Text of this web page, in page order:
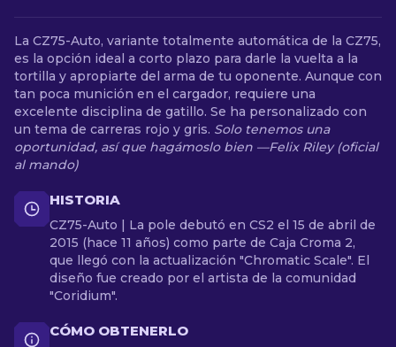
La CZ75-Auto, variante totalmente automática de la CZ75,
es la opción ideal a corto plazo para darle la vuelta a la
tortilla y apropiarte del arma de tu oponente. Aunque con
tan poca munición en el cargador, requiere una
excelente disciplina de gatillo. Se ha personalizado con
un tema de carreras rojo y gris. Solo tenemos una
oportunidad, así que hagámoslo bien —Felix Riley (oficial
al mando)
HISTORIA
CZ75-Auto | La pole debutó en CS2 el 15 de abril de
2015 (hace 11 años) como parte de Caja Croma 2,
que llegó con la actualización "Chromatic Scale". El
diseño fue creado por el artista de la comunidad
"Coridium".
CÓMO OBTENERLO